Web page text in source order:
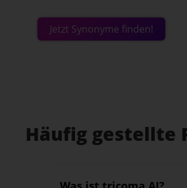
Jetzt Synonyme finden!
Häufig gestellte